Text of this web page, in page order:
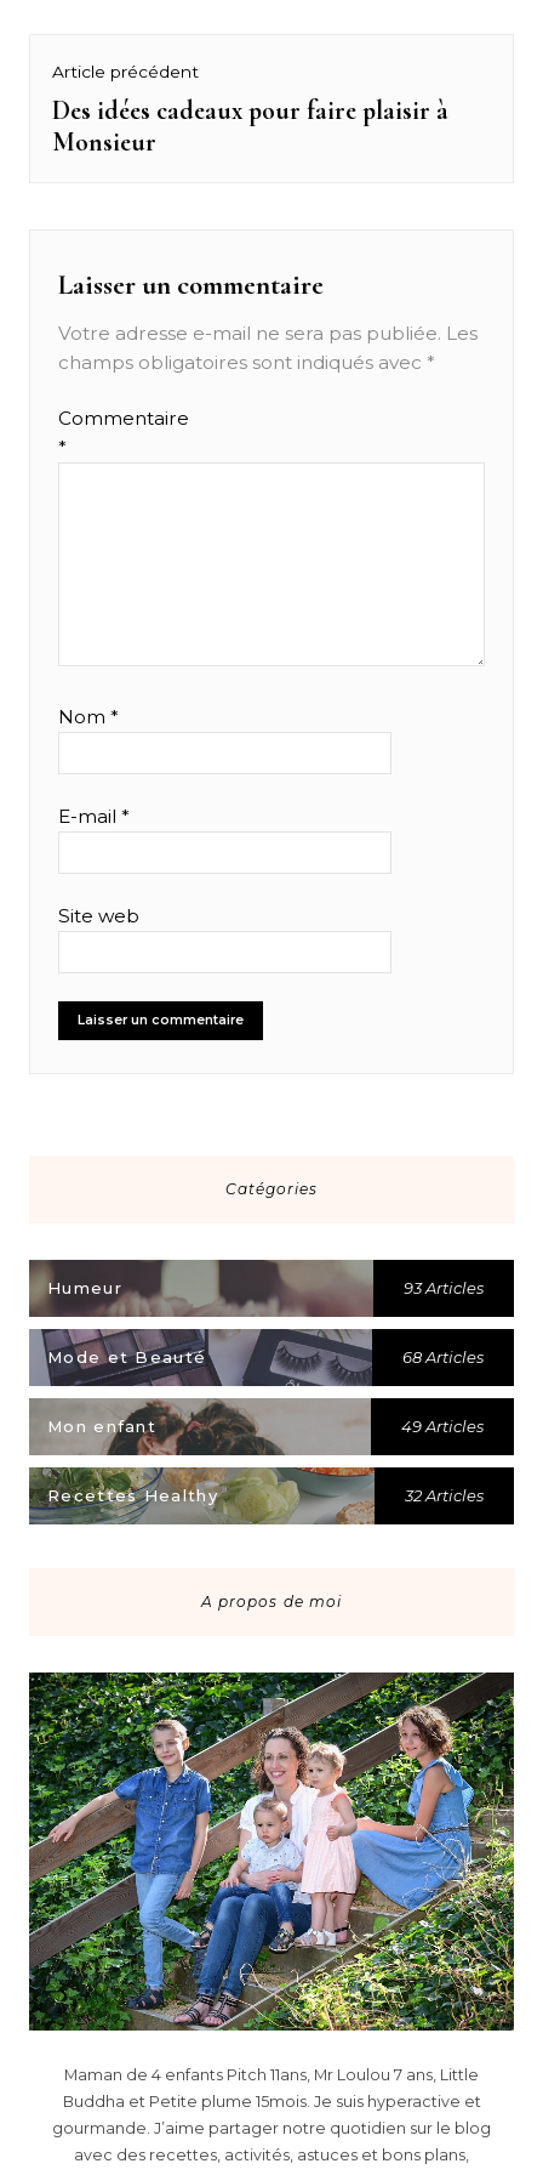
Navigation
de
l’article
Article précédent
Previous
post:
Des idées cadeaux pour faire plaisir à
Monsieur
Laisser un commentaire
Votre adresse e-mail ne sera pas publiée. Les
champs obligatoires sont indiqués avec *
Commentaire
*
Nom *
E-mail *
Site web
Catégories
Humeur 93 Articles
Mode et Beauté 68 Articles
Mon enfant 49 Articles
Recettes Healthy 32 Articles
A propos de moi
Maman de 4 enfants Pitch 11ans, Mr Loulou 7 ans, Little
Buddha et Petite plume 15mois. Je suis hyperactive et
gourmande. J’aime partager notre quotidien sur le blog
avec des recettes, activités, astuces et bons plans,